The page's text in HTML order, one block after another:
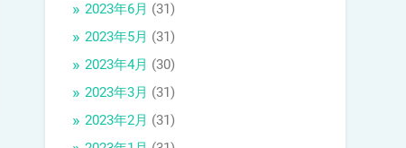
2023年6月 (31)
2023年5月 (31)
2023年4月 (30)
2023年3月 (31)
2023年2月 (31)